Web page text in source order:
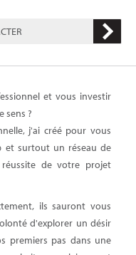
et vous investir
sens ?
j'ai créé pour vous
et surtout un réseau de
de votre projet
ils sauront vous
d'explorer un désir
premiers pas dans une